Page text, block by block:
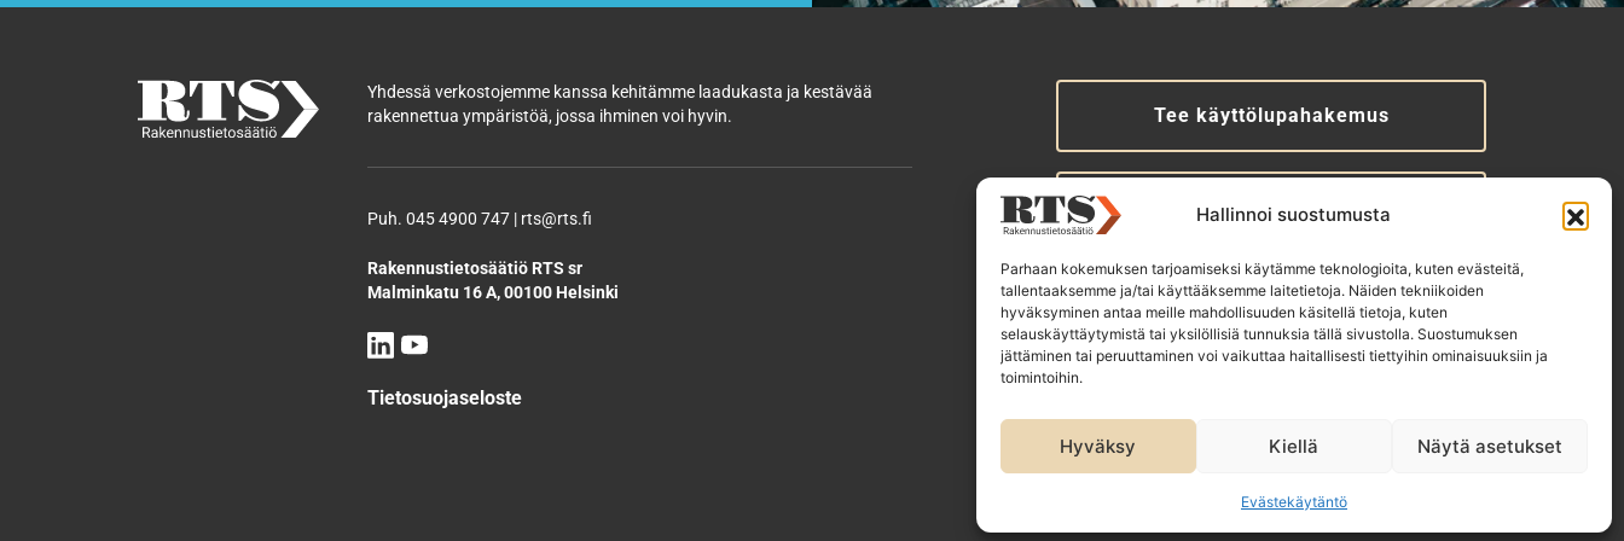
Hallinnoi suostumusta
Parhaan kokemuksen tarjoamiseksi käytämme teknologioita, kuten evästeitä,
tallentaaksemme ja/tai käyttääksemme laitetietoja. Näiden tekniikoiden
hyväksyminen antaa meille mahdollisuuden käsitellä tietoja, kuten
selauskäyttäytymistä tai yksilöllisiä tunnuksia tällä sivustolla. Suostumuksen
jättäminen tai peruuttaminen voi vaikuttaa haitallisesti tiettyihin ominaisuuksiin ja
toimintoihin.
Hyväksy Kiellä Näytä asetukset
Evästekäytäntö
Yhdessä verkostojemme kanssa kehitämme laadukasta ja kestävää
rakennettua ympäristöä, jossa ihminen voi hyvin.
Puh. 045 4900 747 | rts@rts.fi
Rakennustietosäätiö RTS sr
Malminkatu 16 A, 00100 Helsinki
Tietosuojaseloste
Tee käyttölupahakemus
Tilaa uutiskirje
RTS-konsernin yhtiöt:
Rakennustieto Oy
Rakennustietomalli Oy